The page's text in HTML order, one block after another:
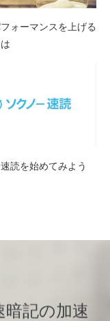
ォーマンスを上げる
読を始めてみよう
暗記の加速